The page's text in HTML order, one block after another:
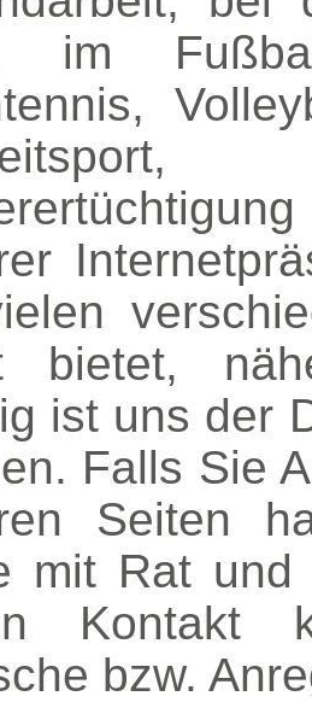
im
bietet,
ist uns der
Falls Sie
Seiten
mit Rat
Kontakt
bzw.